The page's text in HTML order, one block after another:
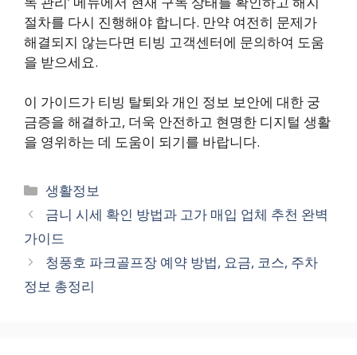
절차를 다시 진행해야 합니다. 만약 여전히 문제가
해결되지 않는다면 티빙 고객센터에 문의하여 도움
을 받으세요.
이 가이드가 티빙 탈퇴와 개인 정보 보안에 대한 궁
금증을 해결하고, 더욱 안전하고 현명한 디지털 생활
을 영위하는 데 도움이 되기를 바랍니다.
카
테
고
리
생활정보
금니 시세 확인 방법과 고가 매입 업체 추천 완벽
가이드
청풍호 파크골프장 예약 방법, 요금, 코스, 주차
정보 총정리